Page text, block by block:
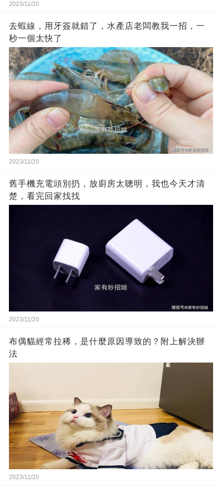
2023/11/20
去蝦線，用牙簽就錯了，水產店老闆教我一招，一
秒一個太快了
2023/11/20
舊手機充電頭別扔，放廚房太聰明，我也今天才清
楚，看完回家找找
2023/11/20
布偶貓經常拉稀，是什麼原因導致的？附上解決辦
法
2023/11/20